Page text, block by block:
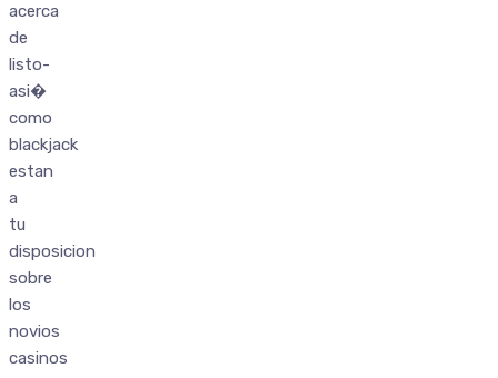
acerca
de
listo-
asi�
como
blackjack
estan
a
tu
disposicion
sobre
los
novios
casinos